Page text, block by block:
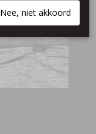
Nee, niet akkoord